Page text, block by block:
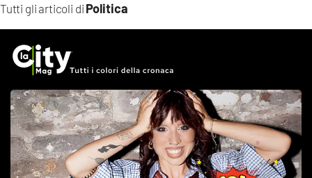
Tutti gli articoli di Politica